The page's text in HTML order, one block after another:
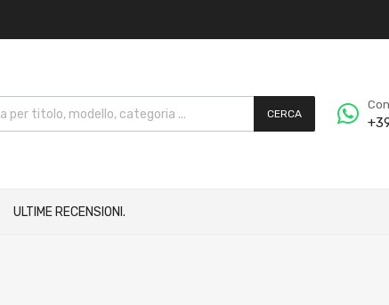
CERCA
ULTIME RECENSIONI.